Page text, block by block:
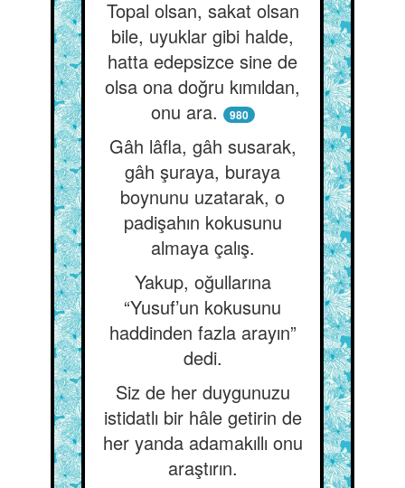
Topal olsan, sakat olsan
bile, uyuklar gibi halde,
hatta edepsizce sine de
olsa ona doğru kımıldan,
onu ara.
980
Gâh lâfla, gâh susarak,
gâh şuraya, buraya
boynunu uzatarak, o
padişahın kokusunu
almaya çalış.
Yakup, oğullarına
“Yusuf’un kokusunu
haddinden fazla arayın”
dedi.
Siz de her duygunuzu
istidatlı bir hâle getirin de
her yanda adamakıllı onu
araştırın.